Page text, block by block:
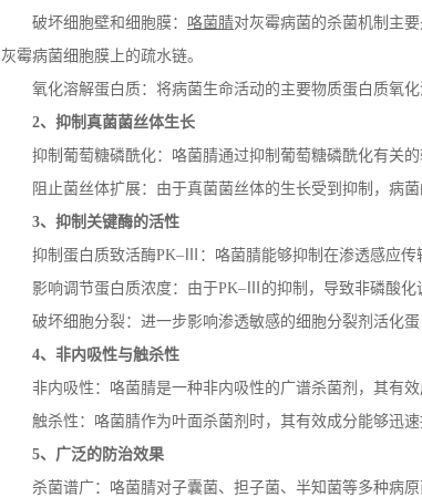
破坏细胞壁和细胞膜： 咯菌腈对灰霉病菌的杀菌机制主
灰霉病菌细胞膜上的疏水链。
氧化溶解蛋白质：将病菌生命活动的主要物质蛋白质氧
2、抑制真菌菌丝体生长
抑制葡萄糖磷酰化：咯菌腈通过抑制葡萄糖磷酰化有关
阻止菌丝体扩展：由于真菌菌丝体的生长受到抑制，病
3、抑制关键酶的活性
抑制蛋白质致活酶PK–Ⅲ：咯菌腈能够抑制在渗透感应传
影响调节蛋白质浓度：由于PK–Ⅲ的抑制，导致非磷酸化
破坏细胞分裂：进一步影响渗透敏感的细胞分裂剂活化
4、非内吸性与触杀性
非内吸性：咯菌腈是一种非内吸性的广谱杀菌剂，其有
触杀性：咯菌腈作为叶面杀菌剂时，其有效成分能够迅
5、广泛的防治效果
杀菌谱广：咯菌腈对子囊菌、担子菌、半知菌等多种病